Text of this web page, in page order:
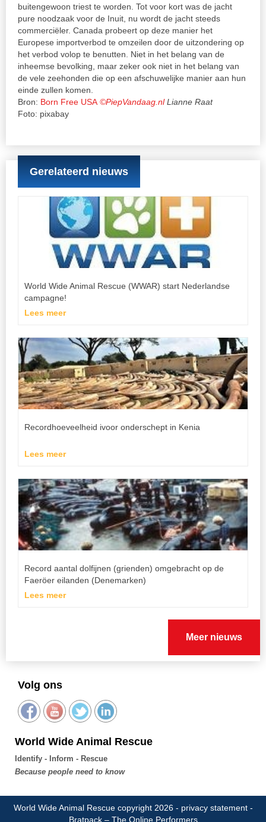
buitengewoon triest te worden. Tot voor kort was de jacht
pure noodzaak voor de Inuit, nu wordt de jacht steeds
commerciëler. Canada probeert op deze manier het
Europese importverbod te omzeilen door de uitzondering op
het verbod volop te benutten. Niet in het belang van de
inheemse bevolking, maar zeker ook niet in het belang van
de vele zeehonden die op een afschuwelijke manier aan hun
einde zullen komen.
Bron: Born Free USA ©PiepVandaag.nlLianne Raat
Foto: pixabay
Gerelateerd nieuws
World Wide Animal Rescue (WWAR) start Nederlandse
campagne!
Lees meer
Recordhoeveelheid ivoor onderschept in Kenia
Lees meer
Record aantal dolfijnen (grienden) omgebracht op de
Faeröer eilanden (Denemarken)
Lees meer
Meer nieuws
Volg ons
World Wide Animal Rescue
Identify - Inform - Rescue
Because people need to know
World Wide Animal Rescue copyright 2026 - privacy statement-
Bratpack – The Online Performers